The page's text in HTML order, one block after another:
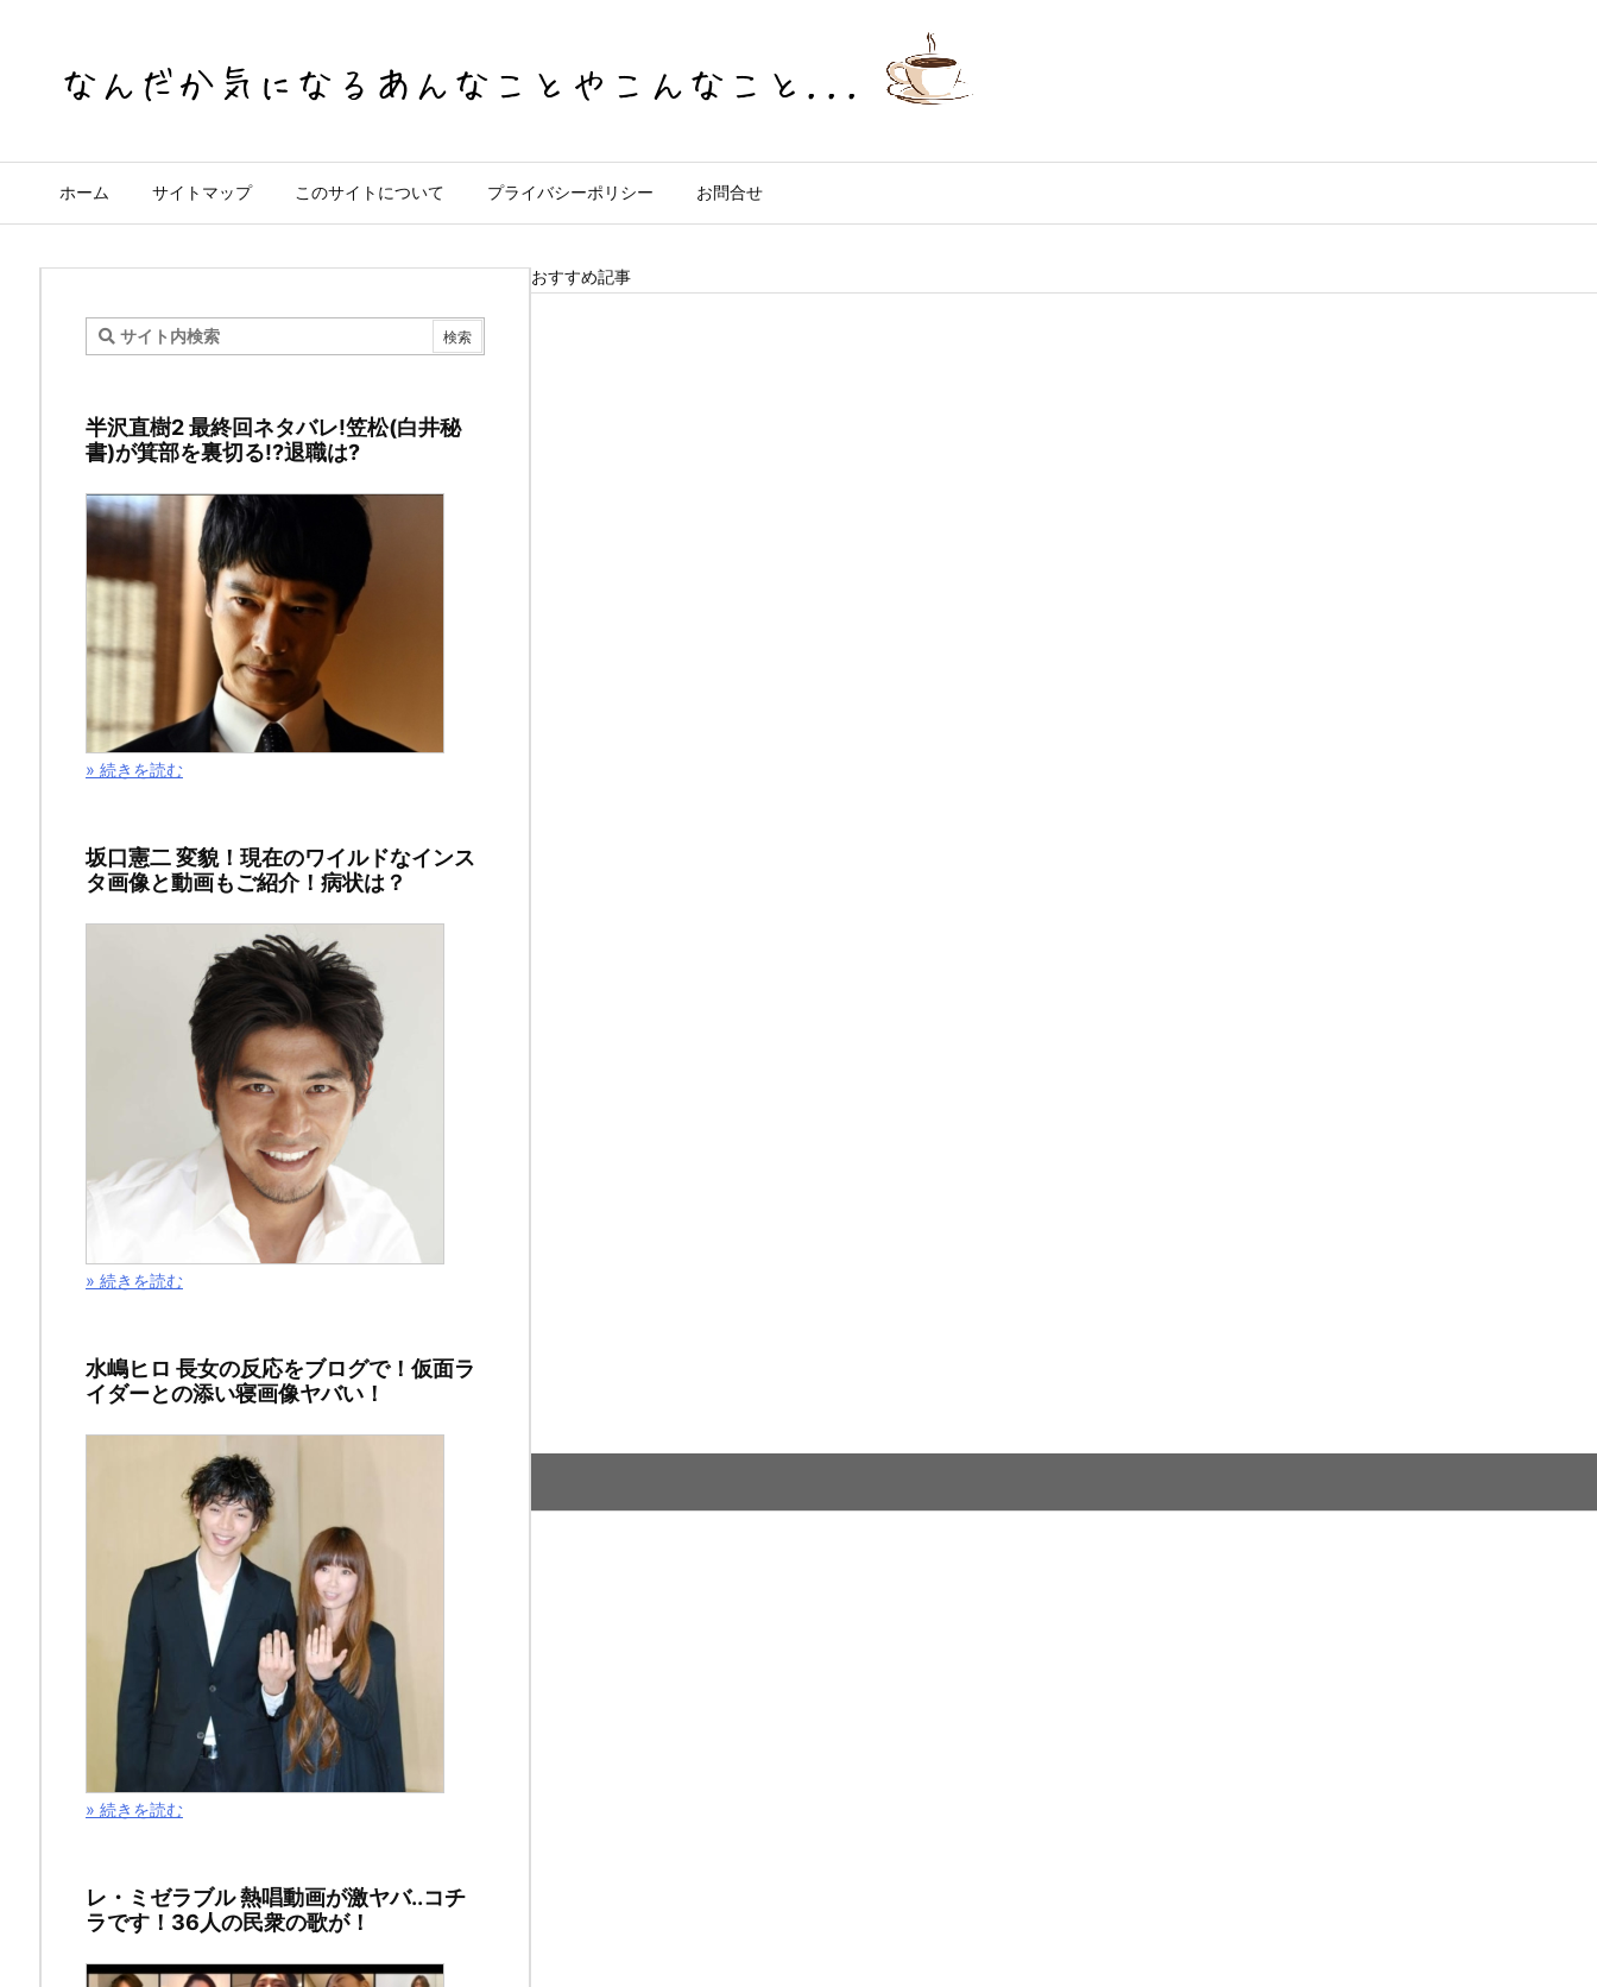
ホーム サイトマップ このサイトについて プライバシーポリシー お問合せ
入
法
子
が
結
婚！
バ
ク
ン
岡
海
日
♪
月
24
日
2017
月
半沢直樹2 最終回ネタバレ!笠松(白井秘
書)が箕部を裏切る!?退職は?
» 続きを読む
坂口憲二 変貌！現在のワイルドなインス
タ画像と動画もご紹介！病状は？
» 続きを読む
水嶋ヒロ 長女の反応をブログで！仮面ラ
イダーとの添い寝画像ヤバい！
» 続きを読む
レ・ミゼラブル 熱唱動画が激ヤバ..コチ
ラです！36人の民衆の歌が！
おすすめ記事